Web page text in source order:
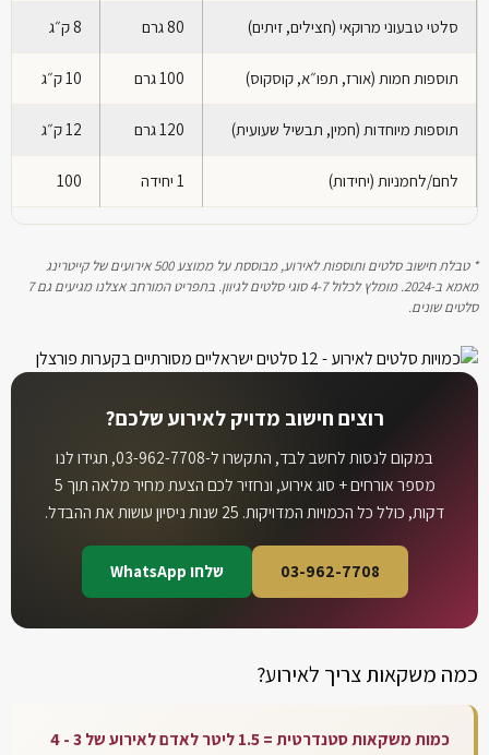
סלטי טבעוני מרוקאי (חצילים, זיתים) 80 גרם 8 ק״ג
תוספות חמות (אורז, תפו״א, קוסקוס) 100 גרם 10 ק״ג
תוספות מיוחדות (חמין, תבשיל שעועית) 120 גרם 12 ק״ג
לחם/לחמניות (יחידות) 100
* טבלת חישוב סלטים ותוספות לאירוע, מבוססת על ממוצע 500 אירועים של קייטרינג
מאמא ב-2024. מומלץ לכלול 4-7 סוגי סלטים לגיוון. בתפריט המורחב אצלנו מגיעים גם 7
סלטים שונים.
רוצים חישוב מדויק לאירוע שלכם?
במקום לנסות לחשב לבד, התקשרו ל-03-962-7708, תגידו לנו
מספר אורחים + סוג אירוע, ונחזיר לכם הצעת מחיר מלאה תוך 5
דקות, כולל כל הכמויות המדויקות. 25 שנות ניסיון עושות את ההבדל.
03-962-7708 שלחו WhatsApp
כמה משקאות צריך לאירוע?
כמות משקאות סטנדרטית = 1.5 ליטר לאדם לאירוע של
4 - 3